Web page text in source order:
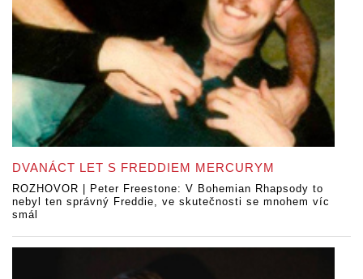
DVANÁCT LET S FREDDIEM MERCURYM
ROZHOVOR | Peter Freestone: V Bohemian Rhapsody to
nebyl ten správný Freddie, ve skutečnosti se mnohem víc
smál